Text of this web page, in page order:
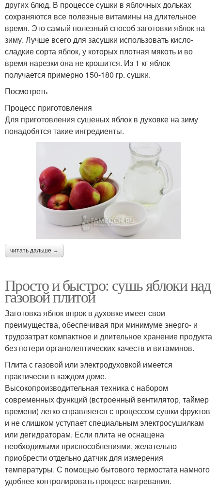
других блюд. В процессе сушки в яблочных дольках
сохраняются все полезные витамины на длительное
время. Это самый полезный способ заготовки яблок на
зиму. Лучше всего для засушки использовать кисло-
сладкие сорта яблок, у которых плотная мякоть и во
время нарезки она не крошится. Из 1 кг яблок
получается примерно 150-180 гр. сушки.
Посмотреть
Процесс приготовления
Для приготовления сушеных яблок в духовке на зиму
понадобятся такие ингредиенты.
читать дальше →
Просто и быстро: сушь яблоки над
газовой плитой
Заготовка яблок впрок в духовке имеет свои
преимущества, обеспечивая при минимуме энерго- и
трудозатрат компактное и длительное хранение продукта
без потери органолептических качеств и витаминов.
Плита с газовой или электродуховкой имеется
практически в каждом доме.
Высокопроизводительная техника с набором
современных функций (встроенный вентилятор, таймер
времени) легко справляется с процессом сушки фруктов
и не слишком уступает специальным электросушилкам
или дегидраторам. Если плита не оснащена
необходимыми приспособлениями, желательно
приобрести отдельно датчик для измерения
температуры. С помощью бытового термостата намного
удобнее контролировать процесс нагревания.